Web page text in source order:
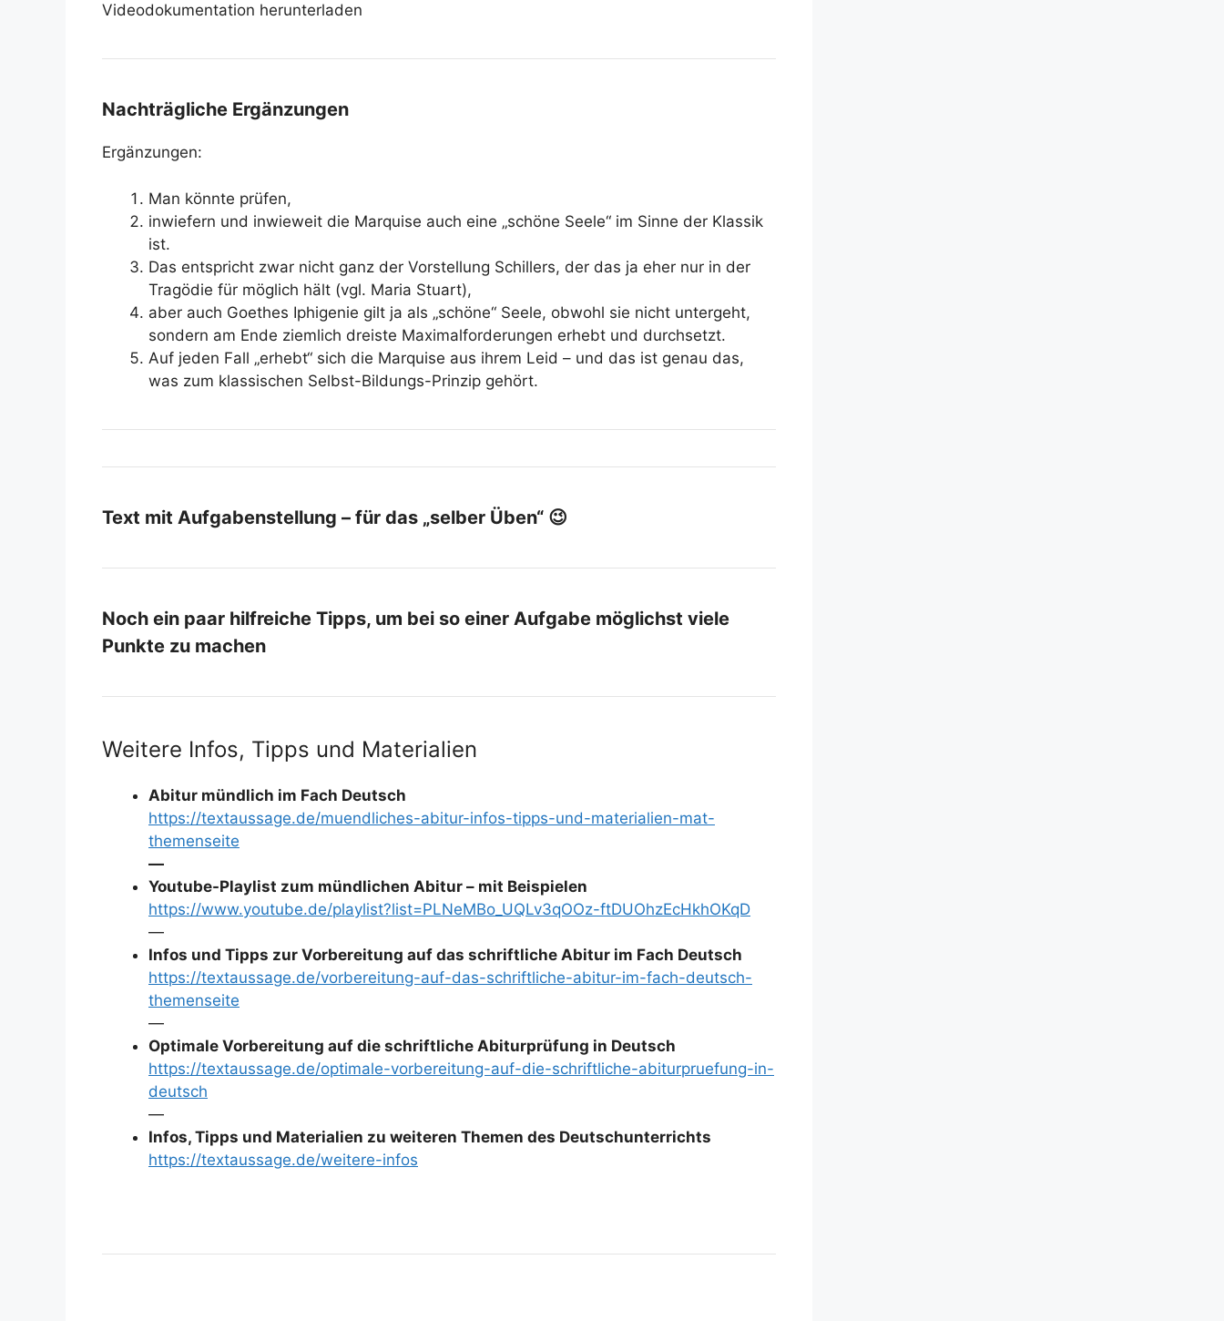
Videodokumentation herunterladen
Nachträgliche Ergänzungen
Ergänzungen:
Man könnte prüfen,
inwiefern und inwieweit die Marquise auch eine „schöne Seele“ im Sinne der Klassik
ist.
Das entspricht zwar nicht ganz der Vorstellung Schillers, der das ja eher nur in der
Tragödie für möglich hält (vgl. Maria Stuart),
aber auch Goethes Iphigenie gilt ja als „schöne“ Seele, obwohl sie nicht untergeht,
sondern am Ende ziemlich dreiste Maximalforderungen erhebt und durchsetzt.
Auf jeden Fall „erhebt“ sich die Marquise aus ihrem Leid – und das ist genau das,
was zum klassischen Selbst-Bildungs-Prinzip gehört.
Text mit Aufgabenstellung – für das „selber Üben“ 😉
Noch ein paar hilfreiche Tipps, um bei so einer Aufgabe möglichst viele
Punkte zu machen
Weitere Infos, Tipps und Materialien
Abitur mündlich im Fach Deutsch
https://textaussage.de/muendliches-abitur-infos-tipps-und-materialien-mat-
themenseite
—
Youtube-Playlist zum mündlichen Abitur – mit Beispielen
https://www.youtube.de/playlist?list=PLNeMBo_UQLv3qOOz-ftDUOhzEcHkhOKqD
—
Infos und Tipps zur Vorbereitung auf das schriftliche Abitur im Fach Deutsch
https://textaussage.de/vorbereitung-auf-das-schriftliche-abitur-im-fach-deutsch-
themenseite
—
Optimale Vorbereitung auf die schriftliche Abiturprüfung in Deutsch
https://textaussage.de/optimale-vorbereitung-auf-die-schriftliche-abiturpruefung-in-
deutsch
—
Infos, Tipps und Materialien zu weiteren Themen des Deutschunterrichts
https://textaussage.de/weitere-infos